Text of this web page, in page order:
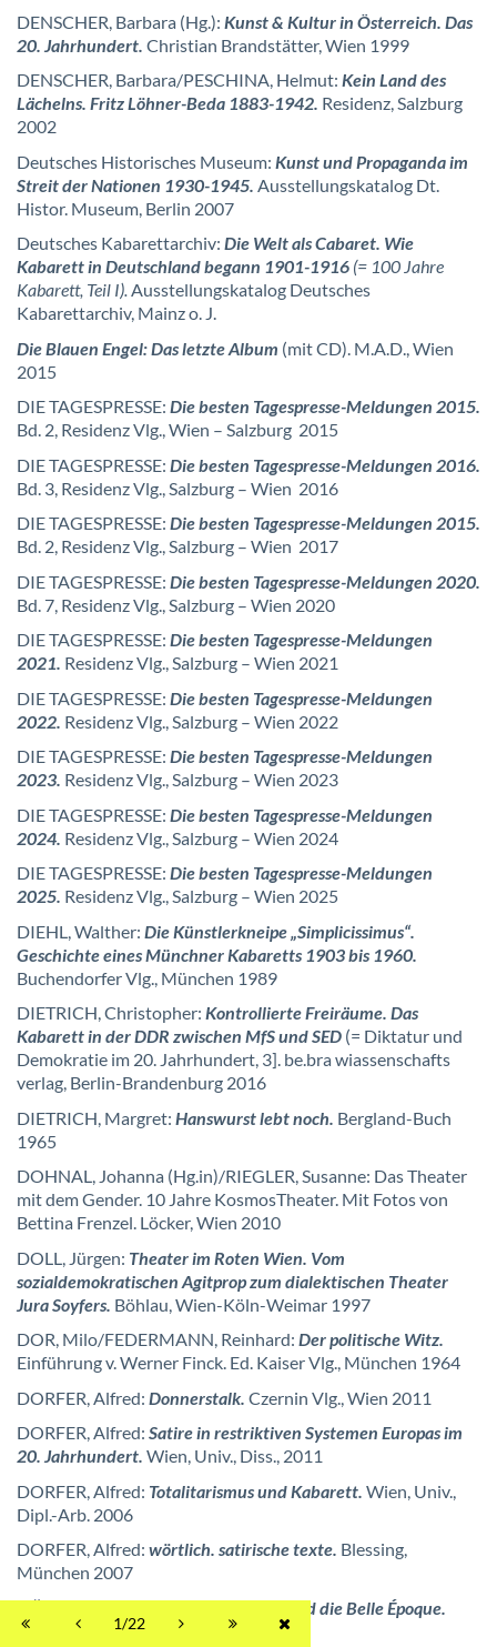
DENSCHER, Barbara (Hg.): Kunst & Kultur in Österreich. Das
20. Jahrhundert. Christian Brandstätter, Wien 1999
DENSCHER, Barbara/PESCHINA, Helmut: Kein Land des
Lächelns. Fritz Löhner-Beda 1883-1942. Residenz, Salzburg
2002
Deutsches Historisches Museum: Kunst und Propaganda im
Streit der Nationen 1930-1945. Ausstellungskatalog Dt.
Histor. Museum, Berlin 2007
Deutsches Kabarettarchiv: Die Welt als Cabaret. Wie
Kabarett in Deutschland begann 1901-1916 (= 100 Jahre
Kabarett, Teil I).Ausstellungskatalog Deutsches
Kabarettarchiv, Mainz o. J.
Die Blauen Engel: Das letzte Album (mit CD). M.A.D., Wien
2015
DIE TAGESPRESSE: Die besten Tagespresse-Meldungen 2015.
Bd. 2, Residenz Vlg., Wien – Salzburg 2015
DIE TAGESPRESSE: Die besten Tagespresse-Meldungen 2016.
Bd. 3, Residenz Vlg., Salzburg – Wien 2016
DIE TAGESPRESSE: Die besten Tagespresse-Meldungen 2015.
Bd. 2, Residenz Vlg., Salzburg – Wien 2017
DIE TAGESPRESSE: Die besten Tagespresse-Meldungen 2020.
Bd. 7, Residenz Vlg., Salzburg – Wien 2020
DIE TAGESPRESSE: Die besten Tagespresse-Meldungen
2021. Residenz Vlg., Salzburg – Wien 2021
DIE TAGESPRESSE: Die besten Tagespresse-Meldungen
2022. Residenz Vlg., Salzburg – Wien 2022
DIE TAGESPRESSE: Die besten Tagespresse-Meldungen
2023. Residenz Vlg., Salzburg – Wien 2023
DIE TAGESPRESSE: Die besten Tagespresse-Meldungen
2024. Residenz Vlg., Salzburg – Wien 2024
DIE TAGESPRESSE: Die besten Tagespresse-Meldungen
2025. Residenz Vlg., Salzburg – Wien 2025
DIEHL, Walther: Die Künstlerkneipe „Simplicissimus“.
Geschichte eines Münchner Kabaretts 1903 bis 1960.
Buchendorfer Vlg., München 1989
DIETRICH, Christopher: Kontrollierte Freiräume. Das
Kabarett in der DDR zwischen MfS und SED (= Diktatur und
Demokratie im 20. Jahrhundert, 3]. be.bra wiassenschafts
verlag, Berlin-Brandenburg 2016
DIETRICH, Margret: Hanswurst lebt noch. Bergland-Buch
1965
DOHNAL, Johanna (Hg.in)/RIEGLER, Susanne: Das Theater
mit dem Gender. 10 Jahre KosmosTheater. Mit Fotos von
Bettina Frenzel. Löcker, Wien 2010
DOLL, Jürgen: Theater im Roten Wien. Vom
sozialdemokratischen Agitprop zum dialektischen Theater
Jura Soyfers. Böhlau, Wien-Köln-Weimar 1997
DOR, Milo/FEDERMANN, Reinhard: Der politische Witz.
Einführung v. Werner Finck. Ed. Kaiser Vlg., München 1964
DORFER, Alfred: Donnerstalk. Czernin Vlg., Wien 2011
DORFER, Alfred: Satire in restriktiven Systemen Europas im
20. Jahrhundert. Wien, Univ., Diss., 2011
DORFER, Alfred: Totalitarismus und Kabarett. Wien, Univ.,
Dipl.-Arb. 2006
DORFER, Alfred: wörtlich. satirische texte. Blessing,
München 2007
DÖRING, Jürgen:Toulouse-Lautrec und die Belle Époque.
Prestel, München 2002
1/22